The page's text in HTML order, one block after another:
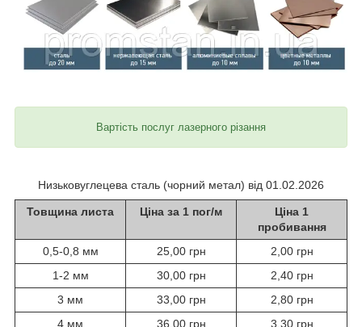
Вартість послуг лазерного різання
Низьковуглецева сталь (чорний метал) від 01.02.2026
Товщина листа Ціна за 1 пог/м
Ціна 1
пробивання
0,5-0,8 мм
25,00 грн
2,00 грн
1-2 мм
30,00 грн
2,40 грн
3 мм
33,00 грн
2,80 грн
4 мм
36,00 грн
3,30 грн